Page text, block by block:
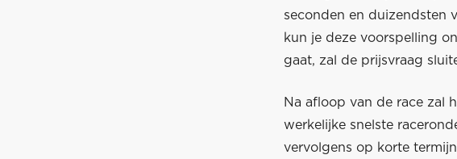
seconden en duizendsten
kun je deze voorspelling
gaat, zal de prijsvraag
Na afloop van de race zal
werkelijke snelste
vervolgens op korte